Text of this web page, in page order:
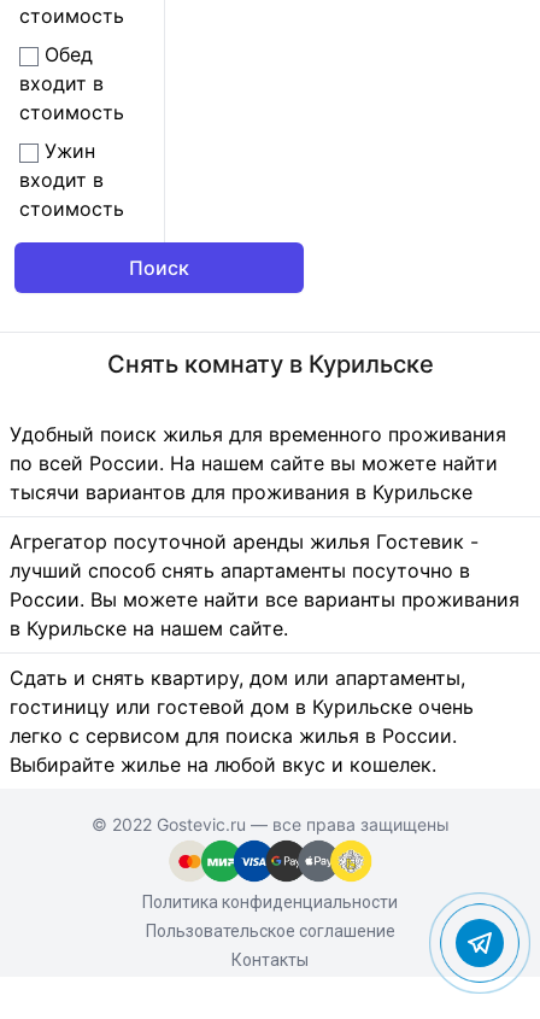
стоимость
Обед
входит в
стоимость
Ужин
входит в
стоимость
Снять комнату в Курильске
Удобный поиск жилья для временного проживания
по всей России. На нашем сайте вы можете найти
тысячи вариантов для проживания в Курильске
Агрегатор посуточной аренды жилья Гостевик -
лучший способ снять апартаменты посуточно в
России. Вы можете найти все варианты проживания
в Курильске на нашем сайте.
Сдать и снять квартиру, дом или апартаменты,
гостиницу или гостевой дом в Курильске очень
легко с сервисом для поиска жилья в России.
Выбирайте жилье на любой вкус и кошелек.
© 2022 Gostevic.ru — все права защищены
Политика конфиденциальности
Пользовательское соглашение
Контакты